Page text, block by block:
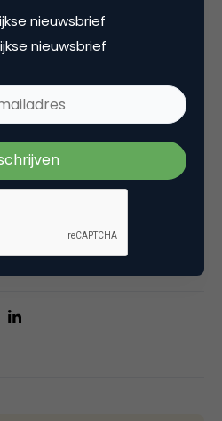
zijn
van deze serie.
YouTube
nieuwsbrief
nieuwsbrief